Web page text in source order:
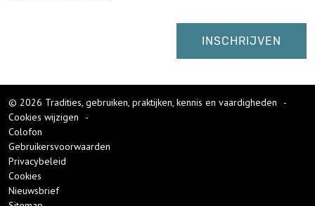
© 2026 Tradities, gebruiken, praktijken, kennis en vaardigheden
-
Cookies wijzigen
-
Colofon
Gebruikersvoorwaarden
Privacybeleid
Cookies
Nieuwsbrief